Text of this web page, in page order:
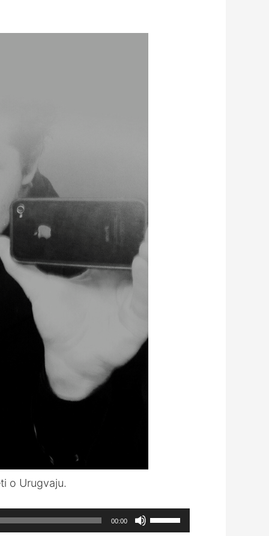
o Urugvaju.
00:00
Use
Up/Down